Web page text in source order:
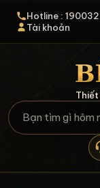
Hotline :
Tài khoản